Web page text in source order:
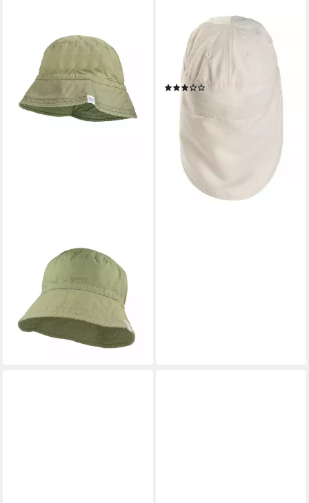
Fischerhut
ab 16,99 €
lieferbar - in 1-2 Werktagen bei dir
Outdoorhut Kids Sahara Cap
IV (Ein Stück) leichter
Kinderhut mit UV-Schutz
(2)
-16%